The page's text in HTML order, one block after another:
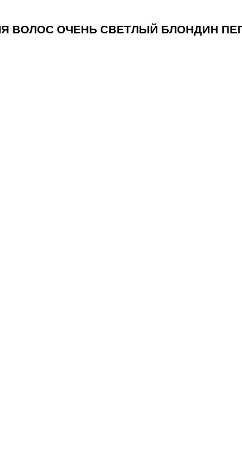
ДЛЯ ВОЛОС ОЧЕНЬ СВЕТЛЫЙ БЛОНДИН